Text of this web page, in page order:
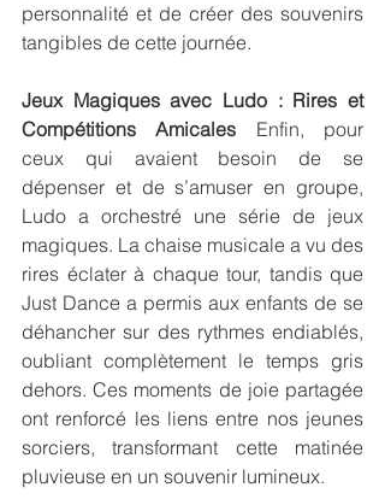
personnalité et de créer des souvenirs
tangibles de cette journée.
Jeux Magiques avec Ludo : Rires et
Compétitions Amicales Enfin, pour
ceux qui avaient besoin de se
dépenser et de s’amuser en groupe,
Ludo a orchestré une série de jeux
magiques. La chaise musicale a vu des
rires éclater à chaque tour, tandis que
Just Dance a permis aux enfants de se
déhancher sur des rythmes endiablés,
oubliant complètement le temps gris
dehors. Ces moments de joie partagée
ont renforcé les liens entre nos jeunes
sorciers, transformant cette matinée
pluvieuse en un souvenir lumineux.